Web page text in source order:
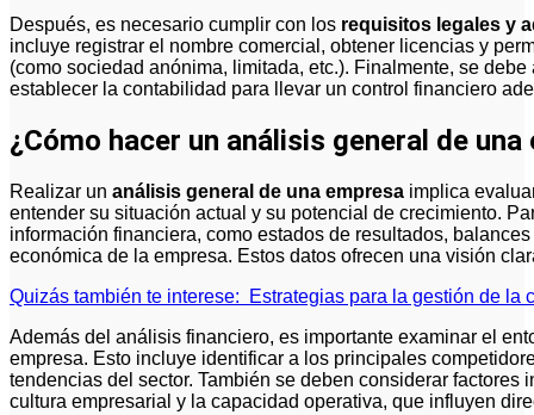
Después, es necesario cumplir con los requisitos legales y
incluye registrar el nombre comercial, obtener licencias y
(como sociedad anónima, limitada, etc.). Finalmente, se
establecer la contabilidad para llevar un control financiero
¿Cómo hacer un análisis general de una
Realizar un análisis general de una empresa implica
entender su situación actual y su potencial de crecimiento.
información financiera, como estados de resultados,
económica de la empresa. Estos datos ofrecen una visión
Quizás también te interese:
Estrategias para la gestión de la
Además del análisis financiero, es importante examinar el
empresa. Esto incluye identificar a los principales
tendencias del sector. También se deben considerar factores
cultura empresarial y la capacidad operativa, que influyen